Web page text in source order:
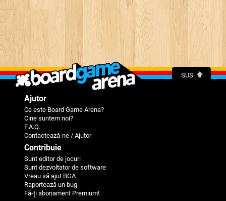
SUS
Ajutor
Ce este Board Game Arena?
Cine suntem noi?
F.A.Q.
Contactează-ne / Ajutor
Contribuie
Sunt editor de jocuri
Sunt dezvoltator de software
Vreau să ajut BGA
Raportează un bug
Fă-ți abonament Premium!